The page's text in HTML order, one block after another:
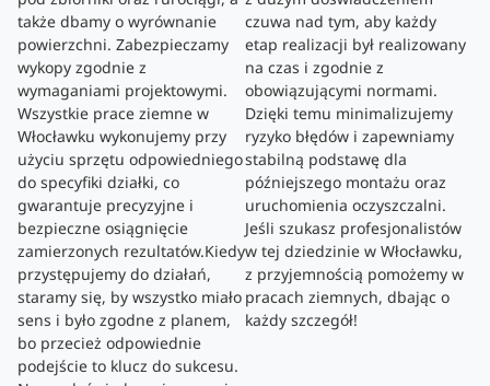
także dbamy o wyrównanie
powierzchni. Zabezpieczamy
wykopy zgodnie z
wymaganiami projektowymi.
Wszystkie prace ziemne w
Włocławku wykonujemy przy
użyciu sprzętu odpowiedniego
do specyfiki działki, co
gwarantuje precyzyjne i
bezpieczne osiągnięcie
zamierzonych rezultatów.Kiedy
przystępujemy do działań,
staramy się, by wszystko miało
sens i było zgodne z planem,
bo przecież odpowiednie
podejście to klucz do sukcesu.
czuwa nad tym, aby każdy
etap realizacji był realizowany
na czas i zgodnie z
obowiązującymi normami.
Dzięki temu minimalizujemy
ryzyko błędów i zapewniamy
stabilną podstawę dla
późniejszego montażu oraz
uruchomienia oczyszczalni.
Jeśli szukasz profesjonalistów
w tej dziedzinie w Włocławku,
z przyjemnością pomożemy w
pracach ziemnych, dbając o
każdy szczegół!